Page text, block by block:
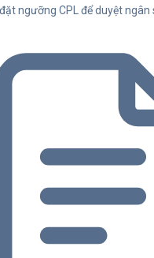
ngưỡng CPL để duyệt ngân